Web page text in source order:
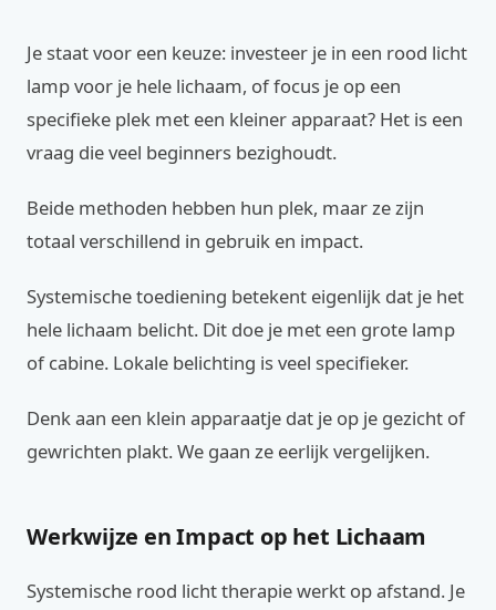
Je staat voor een keuze: investeer je in een rood licht
lamp voor je hele lichaam, of focus je op een
specifieke plek met een kleiner apparaat? Het is een
vraag die veel beginners bezighoudt.
Beide methoden hebben hun plek, maar ze zijn
totaal verschillend in gebruik en impact.
Systemische toediening betekent eigenlijk dat je het
hele lichaam belicht. Dit doe je met een grote lamp
of cabine. Lokale belichting is veel specifieker.
Denk aan een klein apparaatje dat je op je gezicht of
gewrichten plakt. We gaan ze eerlijk vergelijken.
Werkwijze en Impact op het Lichaam
Systemische rood licht therapie werkt op afstand. Je